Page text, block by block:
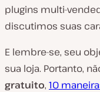
plugins multi-
discutimos suas
E lembre-se, seu
sua loja. Portanto,
gratuito, 10